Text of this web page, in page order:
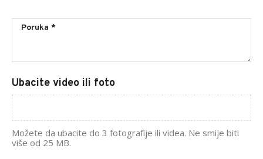
Ubacite video ili foto
Možete da ubacite do 3 fotografije ili videa. Ne smije biti
više od 25 MB.